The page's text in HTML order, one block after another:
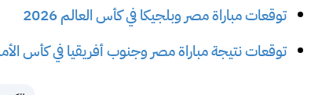
توقعات مباراة مصر وبلجيكا في كأس العالم 2026
توقعات نتيجة مباراة مصر وجنوب أفريقيا في كأس